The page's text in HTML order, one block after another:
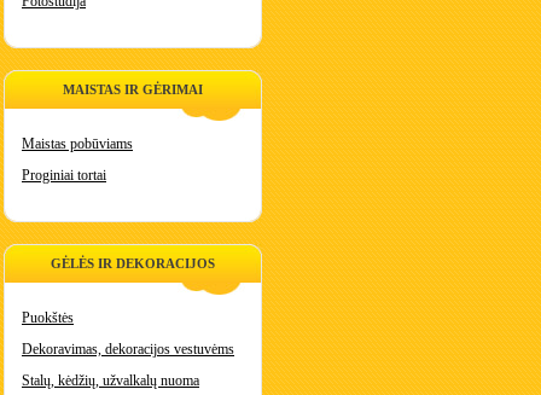
MAISTAS IR GĖRIMAI
Maistas pobūviams
Proginiai tortai
GĖLĖS IR DEKORACIJOS
Puokštės
Dekoravimas, dekoracijos vestuvėms
Stalų, kėdžių, užvalkalų nuoma